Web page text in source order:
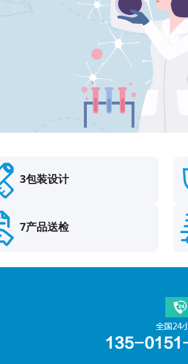
3包装设计
7产品送检